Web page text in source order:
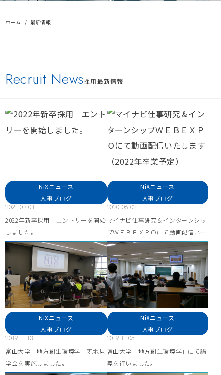
ホーム 最新情報
Recruit News採用最新情報
NiXニュース
人事ブログ
2021.03.01
2022年新卒採用 エントリーを開始
しました。
NiXニュース
人事ブログ
2020.06.02
マイナビ仕事研究＆インターンシッ
プＷＥＢＥＸＰＯにて動画配信いた
します（2022年卒業予定）
NiXニュース
人事ブログ
2019.11.13
富山大学「地方創生環境学」現地見
学会を実施しました。
NiXニュース
人事ブログ
2019.11.05
富山大学「地方創生環境学」にて講
義を行いました。